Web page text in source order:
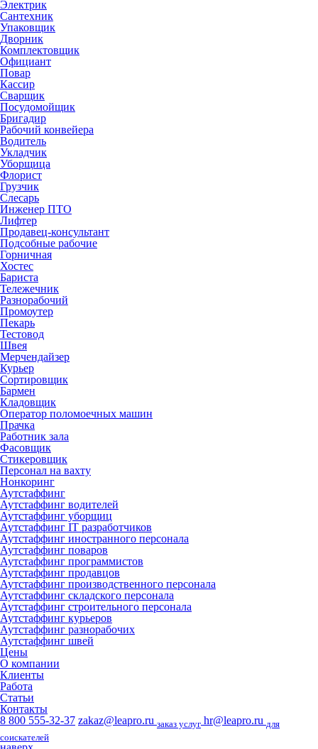
Электрик
Сантехник
Упаковщик
Дворник
Комплектовщик
Официант
Повар
Кассир
Сварщик
Посудомойщик
Бригадир
Рабочий конвейера
Водитель
Укладчик
Уборщица
Флорист
Грузчик
Слесарь
Инженер ПТО
Лифтер
Продавец-консультант
Подсобные рабочие
Горничная
Хостес
Бариста
Тележечник
Разнорабочий
Промоутер
Пекарь
Тестовод
Швея
Мерчендайзер
Курьер
Сортировщик
Бармен
Кладовщик
Оператор поломоечных машин
Прачка
Работник зала
Фасовщик
Стикеровщик
Персонал на вахту
Нонкоринг
Аутстаффинг
Аутстаффинг водителей
Аутстаффинг уборщиц
Аутстаффинг IT разработчиков
Аутстаффинг иностранного персонала
Аутстаффинг поваров
Аутстаффинг программистов
Аутстаффинг продавцов
Аутстаффинг производственного персонала
Аутстаффинг складского персонала
Аутстаффинг строительного персонала
Аутстаффинг курьеров
Аутстаффинг разнорабочих
Аутстаффинг швей
Цены
О компании
Клиенты
Работа
Статьи
Контакты
8 800 555-32-37 zakaz@leapro.ru заказ услуг hr@leapro.ru для
соискателей